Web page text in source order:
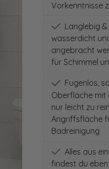
Vorkenntnisse
Langlebig
wasserdicht
angebracht
für Schimmel
Fugenlos,
Oberfläche mit
nur leicht zu
Angriffsfläche
Badreinigung
Alles aus
findest du